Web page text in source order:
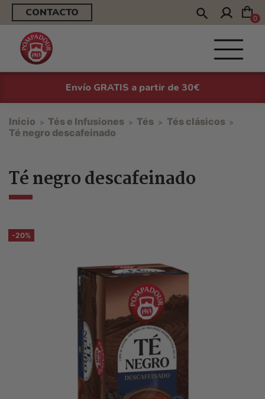
CONTACTO 0
Envío GRATIS a partir de 30€
Inicio Tés e Infusiones Tés
Tés clásicos
Té negro descafeinado
Té negro descafeinado
-20%